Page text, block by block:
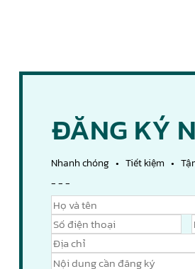
ĐĂNG KÝ
Nhanh chóng • Tiết kiệm •
- - -